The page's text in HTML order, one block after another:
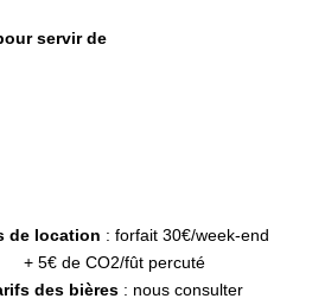
servir de
de location : forfait 30€/week-end
+ 5€ de CO2/fût percuté
des bières : nous consulter